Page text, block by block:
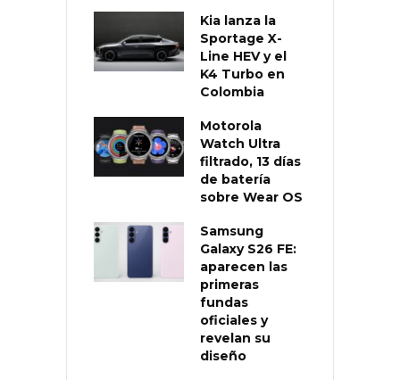
Kia lanza la
Sportage X-
Line HEV y el
K4 Turbo en
Colombia
Motorola
Watch Ultra
filtrado, 13 días
de batería
sobre Wear OS
Samsung
Galaxy S26 FE:
aparecen las
primeras
fundas
oficiales y
revelan su
diseño